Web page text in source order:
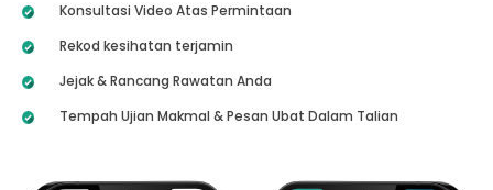
Konsultasi Video Atas Permintaan
Rekod kesihatan terjamin
Jejak & Rancang Rawatan Anda
Tempah Ujian Makmal & Pesan Ubat Dalam Talian